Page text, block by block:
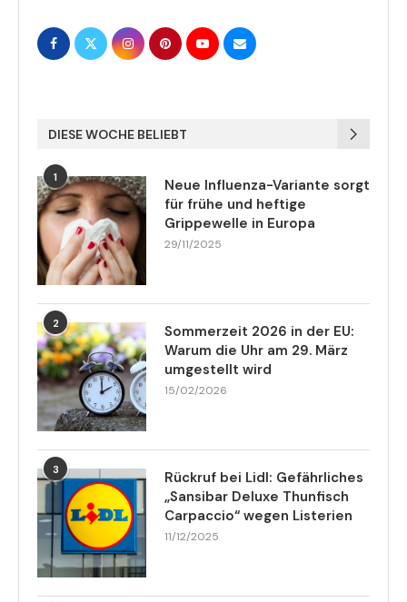
DIESE WOCHE BELIEBT
1
Neue Influenza-Variante sorgt
für frühe und heftige
Grippewelle in Europa
29/11/2025
2
Sommerzeit 2026 in der EU:
Warum die Uhr am 29. März
umgestellt wird
15/02/2026
3
Rückruf bei Lidl: Gefährliches
„Sansibar Deluxe Thunfisch
Carpaccio“ wegen Listerien
11/12/2025